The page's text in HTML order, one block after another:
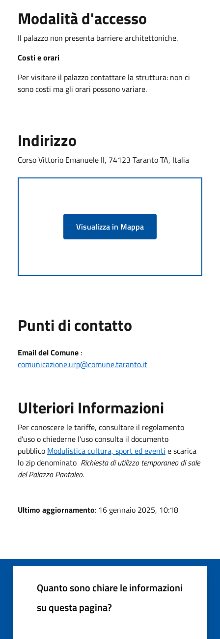
Modalità d'accesso
Il palazzo non presenta barriere architettoniche.
Costi e orari
Per visitare il palazzo contattare la struttura: non ci
sono costi ma gli orari possono variare.
Indirizzo
Corso Vittorio Emanuele II, 74123 Taranto TA, Italia
Visualizza in Mappa
Punti di contatto
Email del Comune :
comunicazione.urp@comune.taranto.it
Ulteriori Informazioni
Per conoscere le tariffe, consultare il regolamento
d'uso o chiederne l'uso consulta il documento
pubblico Modulistica cultura, sport ed eventi e scarica
lo zip denominato Richiesta di utilizzo temporaneo di sale
del Palazzo Pantaleo.
Ultimo aggiornamento: 16 gennaio 2025, 10:18
Quanto sono chiare le informazioni
su questa pagina?